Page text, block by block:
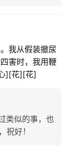
我从假装撤尿
害时，我用鞭
][花][花]
类似的事，也
祝好！